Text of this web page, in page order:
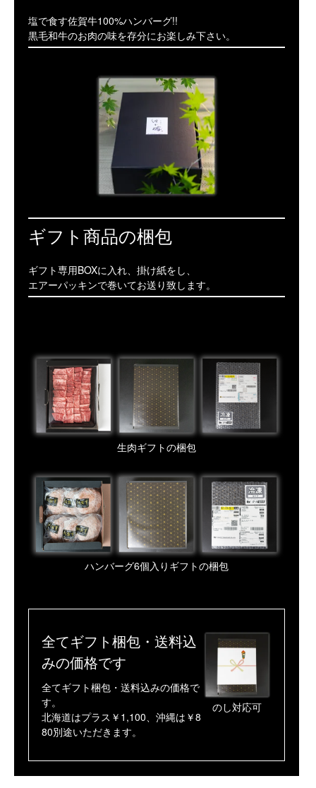
塩で食す佐賀牛100%ハンバーグ!!
黒毛和牛のお肉の味を存分にお楽しみ下さい。
ギフト商品の梱包
ギフト専用BOXに入れ、掛け紙をし、
エアーパッキンで巻いてお送り致します。
生肉ギフトの梱包
ハンバーグ6個入りギフトの梱包
全てギフト梱包・送料込
みの価格です
全てギフト梱包・送料込みの価格で
す。
北海道はプラス￥1,100、沖縄は￥8
80別途いただきます。
のし対応可